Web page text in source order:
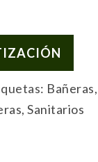
Bañeras,
,Sanitarios